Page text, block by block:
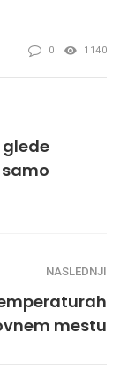
0 1140
NASLEDNJI
mestu